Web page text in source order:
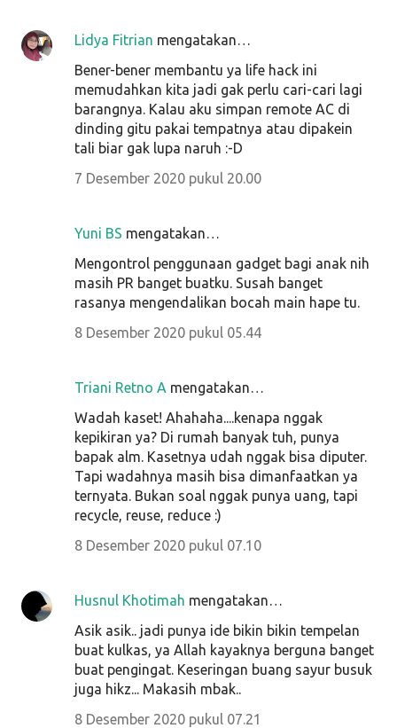
Lidya Fitrian mengatakan…
Bener-bener membantu ya life hack ini
memudahkan kita jadi gak perlu cari-cari lagi
barangnya. Kalau aku simpan remote AC di
dinding gitu pakai tempatnya atau dipakein
tali biar gak lupa naruh :-D
7 Desember 2020 pukul 20.00
Yuni BS mengatakan…
Mengontrol penggunaan gadget bagi anak nih
masih PR banget buatku. Susah banget
rasanya mengendalikan bocah main hape tu.
8 Desember 2020 pukul 05.44
Triani Retno A mengatakan…
Wadah kaset! Ahahaha....kenapa nggak
kepikiran ya? Di rumah banyak tuh, punya
bapak alm. Kasetnya udah nggak bisa diputer.
Tapi wadahnya masih bisa dimanfaatkan ya
ternyata. Bukan soal nggak punya uang, tapi
recycle, reuse, reduce :)
8 Desember 2020 pukul 07.10
Husnul Khotimah mengatakan…
Asik asik.. jadi punya ide bikin bikin tempelan
buat kulkas, ya Allah kayaknya berguna banget
buat pengingat. Keseringan buang sayur busuk
juga hikz... Makasih mbak..
8 Desember 2020 pukul 07.21